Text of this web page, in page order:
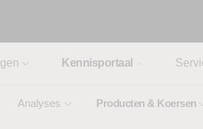
Kennisportaal
Analyses Producten & Koersen